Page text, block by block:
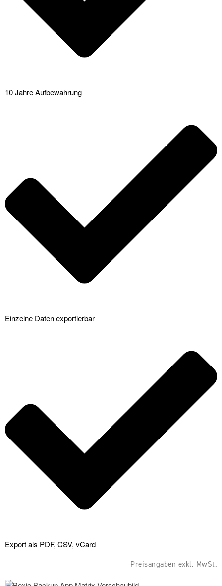
10 Jahre Aufbewahrung
Einzelne Daten exportierbar
Export als PDF, CSV, vCard
Preisangaben exkl. MwSt.